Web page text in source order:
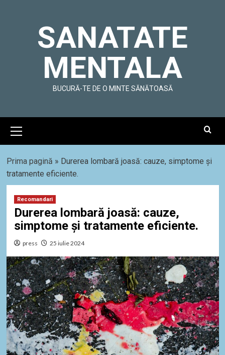
SANATATE
MENTALA
BUCURĂ-TE DE O MINTE SĂNĂTOASĂ
Menu
Prima pagină » Durerea lombară joasă: cauze, simptome și
tratamente eficiente.
Recomandari
Durerea lombară joasă: cauze,
simptome și tratamente eficiente.
press 25 iulie 2024